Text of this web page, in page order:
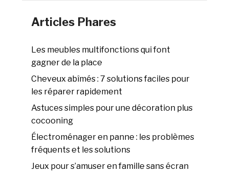
Articles Phares
Les meubles multifonctions qui font
gagner de la place
Cheveux abîmés : 7 solutions faciles pour
les réparer rapidement
Astuces simples pour une décoration plus
cocooning
Électroménager en panne : les problèmes
fréquents et les solutions
Jeux pour s’amuser en famille sans écran